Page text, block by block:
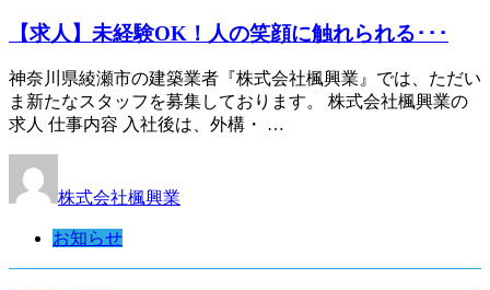
【求人】未経験OK！人の笑顔に触れられる･･･
神奈川県綾瀬市の建築業者『株式会社楓興業』では、ただい
ま新たなスタッフを募集しております。 株式会社楓興業の
求人 仕事内容 入社後は、外構・ …
株式会社楓興業
お知らせ